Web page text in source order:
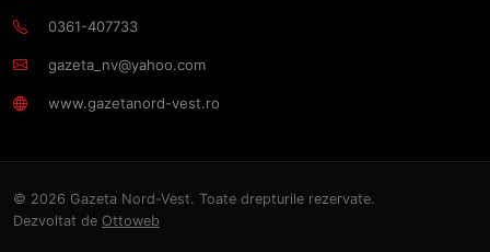
0361-407733
gazeta_nv@yahoo.com
www.gazetanord-vest.ro
© 2026 Gazeta Nord-Vest. Toate drepturile rezervate.
Dezvoltat de Ottoweb